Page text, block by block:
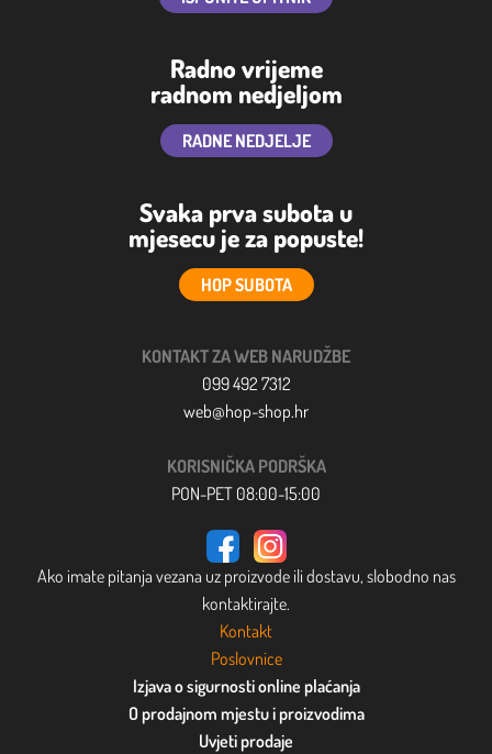
Radno vrijeme
radnom nedjeljom
RADNE NEDJELJE
Svaka prva subota u
mjesecu je za popuste!
HOP SUBOTA
KONTAKT ZA WEB NARUDŽBE
099 492 7312
web@hop-shop.hr
KORISNIČKA PODRŠKA
PON-PET 08:00-15:00
Ako imate pitanja vezana uz proizvode ili dostavu, slobodno nas
kontaktirajte.
Kontakt
Poslovnice
Izjava o sigurnosti online plaćanja
O prodajnom mjestu i proizvodima
Uvjeti prodaje